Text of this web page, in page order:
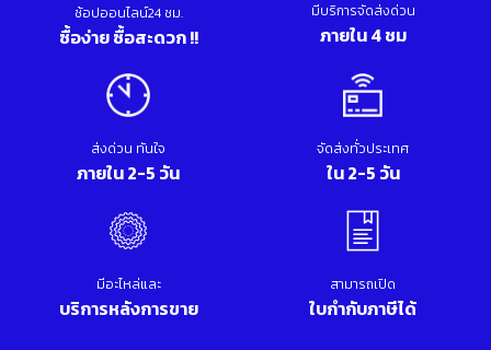
ช้อปออนไลน์24 ชม.
ซื้อง่าย ซื้อสะดวก !!
มีบริการจัดส่งด่วน
ภายใน 4 ชม
ส่งด่วน ทันใจ
ภายใน 2-5 วัน
จัดส่งทั่วประเทศ
ใน 2-5 วัน
มีอะไหล่และ
บริการหลังการขาย
สามารถเปิด
ใบกำกับภาษีได้